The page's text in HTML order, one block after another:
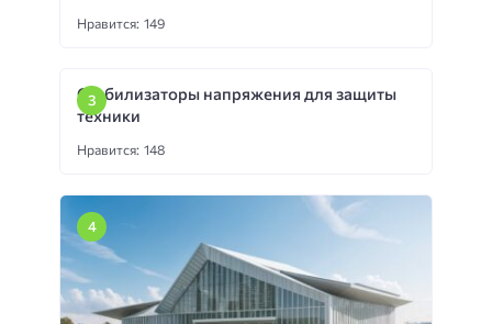
Нравится: 149
Стабилизаторы напряжения для защиты
техники
Нравится: 148